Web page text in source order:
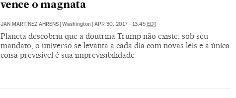
vence o magnata
JAN MARTÍNEZ AHRENS Washington APR 30, 2017 - 13:45 EDT
Planeta descobriu que a doutrina Trump não existe: sob seu
mandato, o universo se levanta a cada dia com novas leis e a única
coisa previsível é sua imprevisibilidade